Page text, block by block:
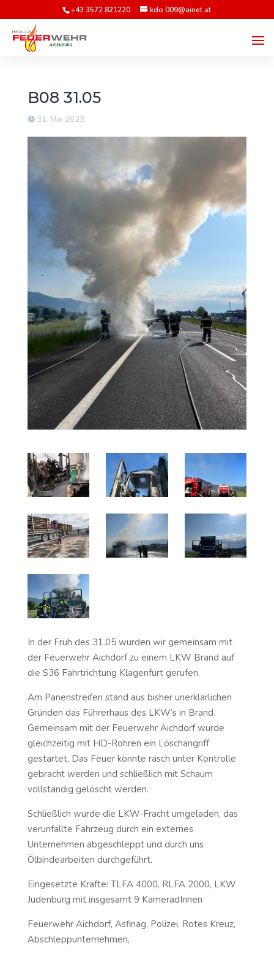
+43 3572 821220 kdo.009@ainet.at
B08 31.05
31. Mai 2023
In der Früh des 31.05 wurden wir gemeinsam mit
der Feuerwehr Aichdorf zu einem LKW Brand auf
die S36 Fahrtrichtung Klagenfurt gerufen.
Am Panenstreifen stand aus bisher unerklärlichen
Gründen das Führerhaus des LKW‘s in Brand.
Gemeinsam mit der Feuerwehr Aichdorf wurde
gleichzeitig mit HD-Rohren ein Löschangriff
gestartet. Das Feuer konnte rasch unter Kontrolle
gebracht werden und schließlich mit Schaum
vollständig gelöscht werden.
Schließlich wurde die LKW-Fracht umgeladen, das
verunfallte Fahrzeug durch ein externes
Unternehmen abgeschleppt und durch uns
Ölbindearbeiten durchgeführt.
Eingesetzte Kräfte: TLFA 4000, RLFA 2000, LKW
Judenburg mit insgesamt 9 KameradInnen
Feuerwehr Aichdorf, Asfinag, Polizei, Rotes Kreuz,
Abschleppunternehmen,